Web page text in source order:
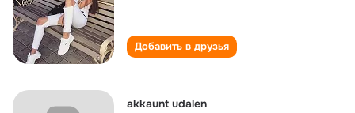
Добавить в друзья
akkaunt udalen